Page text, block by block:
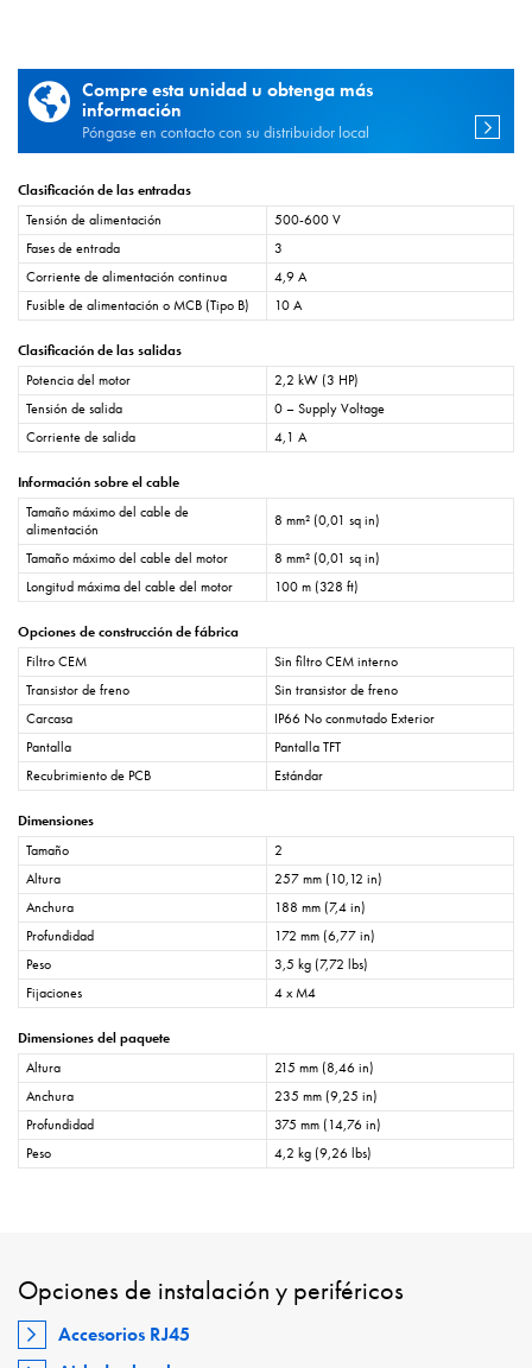
Compre esta unidad u obtenga más
información
Póngase en contacto con su distribuidor local
Clasificación de las entradas
Tensión de alimentación
500-600 V
Fases de entrada
3
Corriente de alimentación continua
4,9 A
Fusible de alimentación o MCB (Tipo B)
10 A
Clasificación de las salidas
Potencia del motor
2,2 kW (3 HP)
Tensión de salida
0 – Supply Voltage
Corriente de salida
4,1 A
Información sobre el cable
Tamaño máximo del cable de
alimentación
8 mm² (0,01 sq in)
Tamaño máximo del cable del motor
8 mm² (0,01 sq in)
Longitud máxima del cable del motor
100 m (328 ft)
Opciones de construcción de fábrica
Filtro CEM
Sin filtro CEM interno
Transistor de freno
Sin transistor de freno
Carcasa
IP66 No conmutado Exterior
Pantalla
Pantalla TFT
Recubrimiento de PCB
Estándar
Dimensiones
Tamaño
2
Altura
257 mm (10,12 in)
Anchura
188 mm (7,4 in)
Profundidad
172 mm (6,77 in)
Peso
3,5 kg (7,72 lbs)
Fijaciones
4 x M4
Dimensiones del paquete
Altura
215 mm (8,46 in)
Anchura
235 mm (9,25 in)
Profundidad
375 mm (14,76 in)
Peso
4,2 kg (9,26 lbs)
Opciones de instalación y periféricos
Accesorios RJ45